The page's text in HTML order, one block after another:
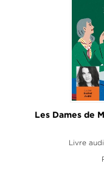
Les Dames de
Livre